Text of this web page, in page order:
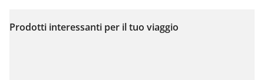
Visualizza sulla mappa
Prodotti interessanti per il tuo viaggio